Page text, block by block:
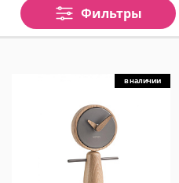
Фильтры
в наличии